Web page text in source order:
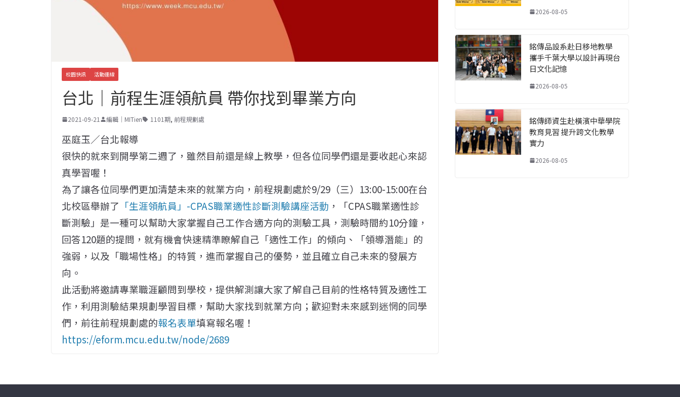
校園快訊 活動連線
台北｜前程生涯領航員 帶你找到畢業方向
2021-09-21 編輯｜MITien 1101期, 前程規劃處
巫庭玉／台北報導
很快的就來到開學第二週了，雖然目前還是線上教學， 但各位同學們還是要收起心來認
真學習喔！
為了讓各位同學們更加清楚未來的就業方向，前程規劃處於9/29（三）13:00-15:00在台
北校區舉辦了 「生涯領航員」-CPAS職業適性診斷測驗講座活動 ，「CPAS職業適性診
斷測驗」是一種可以幫助大家掌握自己工作合適方向的測驗工具，測驗時間約10分鐘，
回答120題的提問，就有機會快速精準瞭解自己「適性工作」的傾向、「領導潛能」的
強弱，以及「職場性格」的特質，進而掌握自己的優勢，並且確立自己未來的發展方
向。
此活動將邀請專業職涯顧問到學校， 提供解測讓大家了解自己目前的性格特質及適性工
作，利用測驗結果規劃學習目標， 幫助大家找到就業方向； 歡迎對未來感到迷惘的同學
們，前往前程規劃處的報名表單填寫報名喔！
https://eform.mcu.edu.tw/node/2689
2026-08-05
銘傳品設系赴日移地教學
攜手千葉大學以設計再現台
日文化記憶
2026-08-05
銘傳師資生赴橫濱中華學院
教育見習 提升跨文化教學
實力
2026-08-05